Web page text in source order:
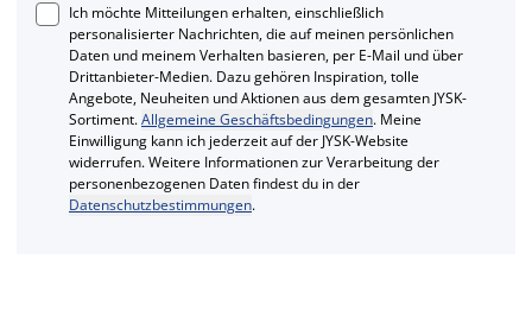
Ich möchte Mitteilungen erhalten, einschließlich
personalisierter Nachrichten, die auf meinen persönlichen
Daten und meinem Verhalten basieren, per E-Mail und über
Drittanbieter-Medien. Dazu gehören Inspiration, tolle
Angebote, Neuheiten und Aktionen aus dem gesamten JYSK-
Sortiment.Allgemeine Geschäftsbedingungen. Meine
Einwilligung kann ich jederzeit auf der JYSK-Website
widerrufen. Weitere Informationen zur Verarbeitung der
personenbezogenen Daten findest du in der
Datenschutzbestimmungen.